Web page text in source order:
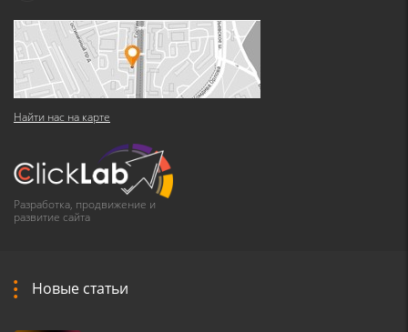
Найти нас на карте
Разработка, продвижение и
развитие сайта
Новые статьи